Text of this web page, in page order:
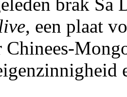
, een plaat
Chinees-